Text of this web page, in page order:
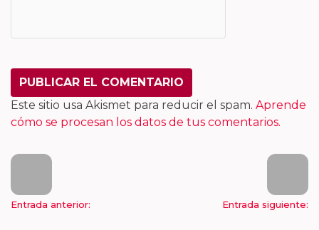
Este sitio usa Akismet para reducir el spam. Aprende
cómo se procesan los datos de tus comentarios.
Entrada anterior: Entrada siguiente: